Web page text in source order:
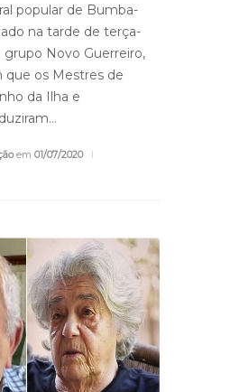
popular de Bumba-
na tarde de terça-
grupo Novo Guerreiro,
os Mestres de
da Ilha e
em 01/07/2020